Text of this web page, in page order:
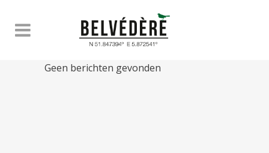
Geen berichten gevonden